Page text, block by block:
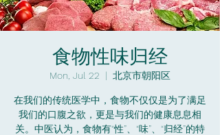
食物性味归经
Mon, Jul 22
  |
北京市朝阳区
在我们的传统医学中，食物不仅仅是为了满足
我们的口腹之欲，更是与我们的健康息息相
关。中医认为，食物有“性”、“味”、“归经”的特